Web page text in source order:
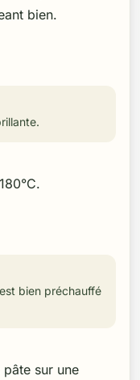
bien.
bien préchauffé
sur une